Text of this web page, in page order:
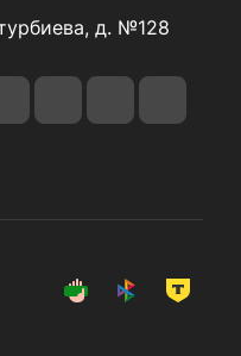
д. №128